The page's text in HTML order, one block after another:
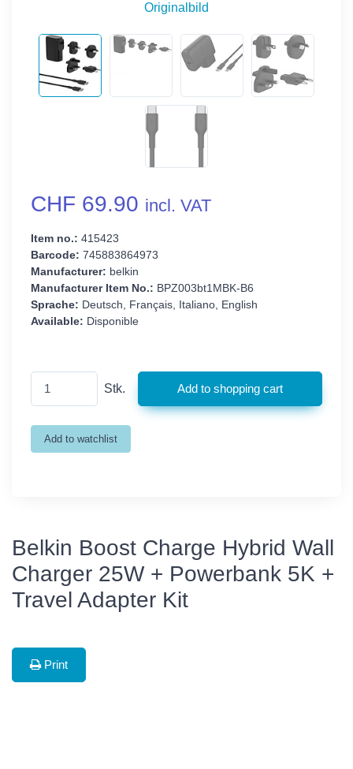
Originalbild
CHF 69.90 incl. VAT
Item no.: 415423
Barcode: 745883864973
Manufacturer: belkin
Manufacturer Item No.: BPZ003bt1MBK-B6
Sprache: Deutsch, Français, Italiano, English
Available: Disponible
Stk.
Belkin Boost Charge Hybrid Wall
Charger 25W + Powerbank 5K +
Travel Adapter Kit
Print